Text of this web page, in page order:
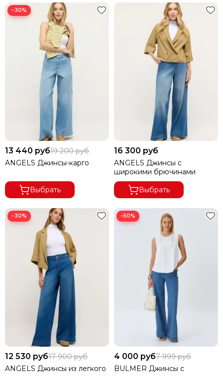
−30%
13 440 руб19 200 руб
ANGELS Джинсы-карго
Выбрать
16 300 руб
ANGELS Джинсы с
широкими брючинами
Выбрать
−30%
12 530 руб17 900 руб
ANGELS Джинсы из легкого
−50%
4 000 руб7 999 руб
BULMER Джинсы с